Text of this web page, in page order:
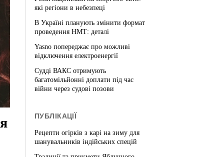
які регіони в небезпеці
В Україні планують змінити формат
проведення НМТ: деталі
Yasno попереджає про можливі
відключення електроенергії
Судді ВАКС отримують
багатомільйонні доплати під час
війни через судові позови
ПУБЛІКАЦІЇ
Рецепти огірків з карі на зиму для
шанувальників індійських спецій